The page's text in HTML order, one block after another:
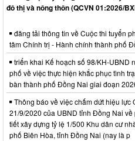
đô thị và nông thôn (QCVN 01:2026/
đăng tải thông tin về Cuộc thi tuyển
tâm Chính trị - Hành chính thành phố
triển khai Kế hoạch số 98/KH-UBND
phố về việc thực hiện khắc phục tình
bàn thành phố Đồng Nai giai đoạn
Thông báo về việc chấm dứt hiệu
21/9/2020 của UBND tỉnh Đồng Nai
tiết xây dựng tỷ lệ 1/500 Khu dân cư
phố Biên Hòa, tỉnh Đồng Nai (nay là p